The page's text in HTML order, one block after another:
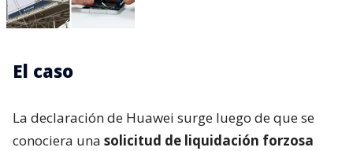
El caso
La declaración de Huawei surge luego de que se
conociera una solicitud de liquidación forzosa